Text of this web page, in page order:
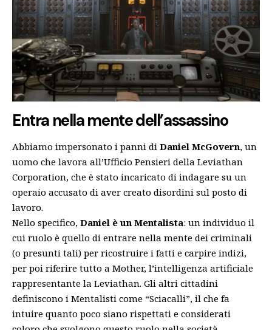
Entra nella mente dell’assassino
Abbiamo impersonato i panni di Daniel McGovern, un
uomo che lavora all’Ufficio Pensieri della Leviathan
Corporation, che è stato incaricato di indagare su un
operaio accusato di aver creato disordini sul posto di
lavoro.
Nello specifico, Daniel è un Mentalista: un individuo il
cui ruolo è quello di entrare nella mente dei criminali
(o presunti tali) per ricostruire i fatti e carpire indizi,
per poi riferire tutto a Mother, l’intelligenza artificiale
rappresentante la Leviathan. Gli altri cittadini
definiscono i Mentalisti come “Sciacalli”, il che fa
intuire quanto poco siano rispettati e considerati